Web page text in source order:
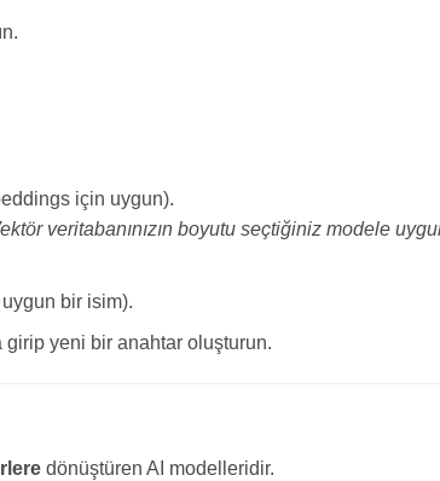
için uygun).
veritabanınızın boyutu seçtiğiniz modele
bir isim).
girip yeni bir anahtar oluşturun.
dönüştüren AI modelleridir.